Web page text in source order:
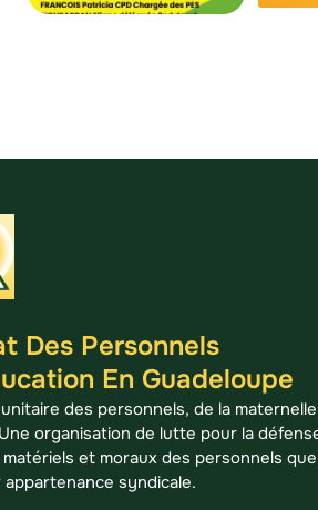
Des Personnels
En Guadeloupe
des personnels, de la
organisation de lutte pour la
et moraux des personnels
syndicale.